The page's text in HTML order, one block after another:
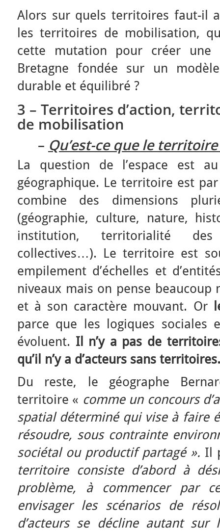
Alors sur quels territoires faut-il
les territoires de mobilisation,
cette mutation pour créer une
Bretagne fondée sur un
durable et équilibré ?
3 – Territoires d’action,
de mobilisation
– Qu’est-ce que le territoire
La question de l’espace est
géographique. Le territoire est
combine des dimensions
(géographie, culture, nature,
institution, territorialité
collectives…). Le territoire est
empilement d’échelles et
niveaux mais on pense beaucoup
et à son caractère mouvant. Or
parce que les logiques sociales
évoluent. Il n’y a pas de
qu’il n’y a d’acteurs sans territoires.
Du reste, le géographe
territoire « comme un concours
spatial déterminé qui vise à faire
résoudre, sous contrainte
sociétal ou productif partagé ». Il
territoire consiste d’abord à
problème, à commencer par
envisager les scénarios de
d’acteurs se décline autant sur